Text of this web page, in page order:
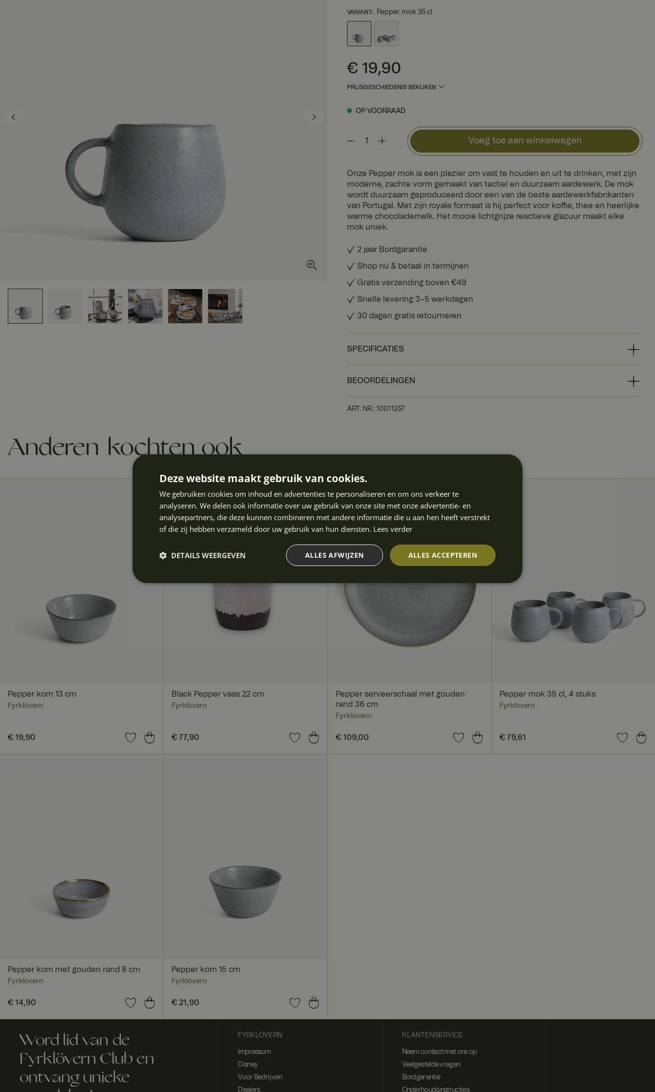
VARIANT: Pepper mok 35 cl
Prijs :€ 19,90
€ 19,90
PRIJSGESCHIEDENIS BEKIJKEN
OP VOORRAAD
Voeg toe aan winkelwagen
Onze Pepper mok is een plezier om vast te houden en uit te drinken, met zijn
moderne, zachte vorm gemaakt van tactiel en duurzaam aardewerk. De mok
wordt duurzaam geproduceerd door een van de beste aardewerkfabrikanten
van Portugal. Met zijn royale formaat is hij perfect voor koffie, thee en heerlijke
warme chocolademelk. Het mooie lichtgrijze reactieve glazuur maakt elke
mok uniek.
2 jaar Bordgarantie
Shop nu & betaal in termijnen
Gratis verzending boven €49
Snelle levering 3–5 werkdagen
30 dagen gratis retourneren
SPECIFICATIES
BEOORDELINGEN
ART. NR.: 10011257
Anderen kochten ook
Pepper kom 13 cm
Fyrklövern
Prijs:€ 19,90
€ 19,90
Black Pepper vaas 22 cm
Fyrklövern
Prijs:€ 77,90
€ 77,90
Pepper serveerschaal met gouden
rand 36 cm
Fyrklövern
Prijs:€ 109,00
€ 109,00
Pepper mok 35 cl, 4 stuks
Fyrklövern
Prijs:€ 79,61
€ 79,61
Pepper kom met gouden rand 8 cm
Fyrklövern
Prijs:€ 14,90
€ 14,90
Pepper kom 15 cm
Fyrklövern
Prijs:€ 21,90
€ 21,90
Word lid van de
Fyrklövern Club en
ontvang unieke
FYRKLÖVERN
Impressum
Disney
Voor Bedrijven
Dealers
KLANTENSERVICE
Neem contact met ons op
Veelgestelde vragen
Bordgarantie
Onderhoudsinstructies
Deze website maakt gebruik van cookies.
We gebruiken cookies om inhoud en advertenties te personaliseren en om ons verkeer te
analyseren. We delen ook informatie over uw gebruik van onze site met onze advertentie- en
analysepartners, die deze kunnen combineren met andere informatie die u aan hen heeft verstrekt
of die zij hebben verzameld door uw gebruik van hun diensten. Lees verder
ALLES ACCEPTEREN
ALLES AFWIJZEN
DETAILS WEERGEVEN